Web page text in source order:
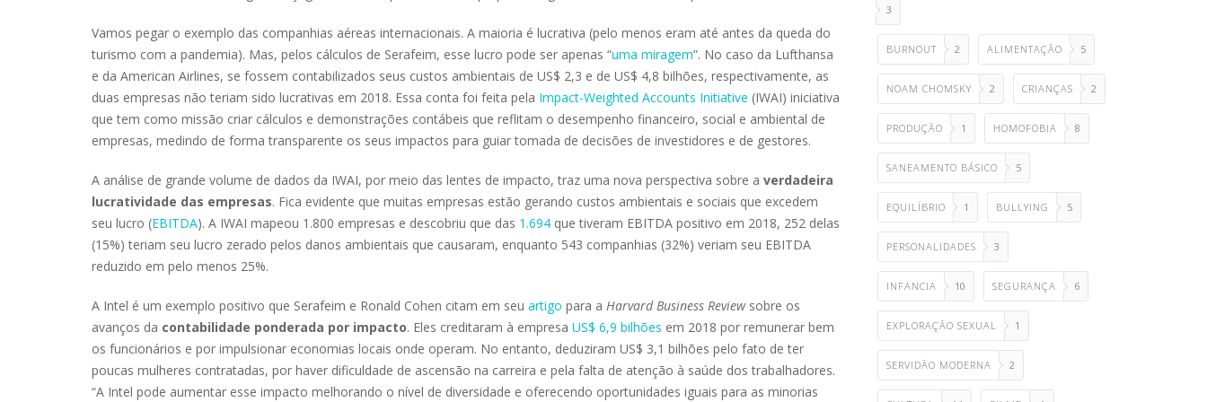
Vamos pegar o exemplo das companhias aéreas internacionais. A maioria é lucrativa (pelo menos eram até antes da queda do
turismo com a pandemia). Mas, pelos cálculos de Serafeim, esse lucro pode ser apenas “uma miragem”. No caso da Lufthansa
e da American Airlines, se fossem contabilizados seus custos ambientais de US$ 2,3 e de US$ 4,8 bilhões, respectivamente, as
duas empresas não teriam sido lucrativas em 2018. Essa conta foi feita pela Impact-Weighted Accounts Initiative (IWAI) iniciativa
que tem como missão criar cálculos e demonstrações contábeis que reflitam o desempenho financeiro, social e ambiental de
empresas, medindo de forma transparente os seus impactos para guiar tomada de decisões de investidores e de gestores.
A análise de grande volume de dados da IWAI, por meio das lentes de impacto, traz uma nova perspectiva sobre a verdadeira
lucratividade das empresas. Fica evidente que muitas empresas estão gerando custos ambientais e sociais que excedem
seu lucro (EBITDA). A IWAI mapeou 1.800 empresas e descobriu que das 1.694 que tiveram EBITDA positivo em 2018, 252 delas
(15%) teriam seu lucro zerado pelos danos ambientais que causaram, enquanto 543 companhias (32%) veriam seu EBITDA
reduzido em pelo menos 25%.
A Intel é um exemplo positivo que Serafeim e Ronald Cohen citam em seu artigo para a Harvard Business Reviewsobre os
avanços da contabilidade ponderada por impacto. Eles creditaram à empresa US$ 6,9 bilhões em 2018 por remunerar bem
os funcionários e por impulsionar economias locais onde operam. No entanto, deduziram US$ 3,1 bilhões pelo fato de ter
poucas mulheres contratadas, por haver dificuldade de ascensão na carreira e pela falta de atenção à saúde dos trabalhadores.
“A Intel pode aumentar esse impacto melhorando o nível de diversidade e oferecendo oportunidades iguais para as minorias
3
BURNOUT 2 ALIMENTAÇÃO 5
NOAM CHOMSKY 2 CRIANÇAS 2
PRODUÇÃO 1 HOMOFOBIA 8
SANEAMENTO BÁSICO 5
EQUILÍBRIO 1 BULLYING 5
PERSONALIDADES 3
INFANCIA 10 SEGURANÇA 6
EXPLORAÇÃO SEXUAL 1
SERVIDÃO MODERNA 2